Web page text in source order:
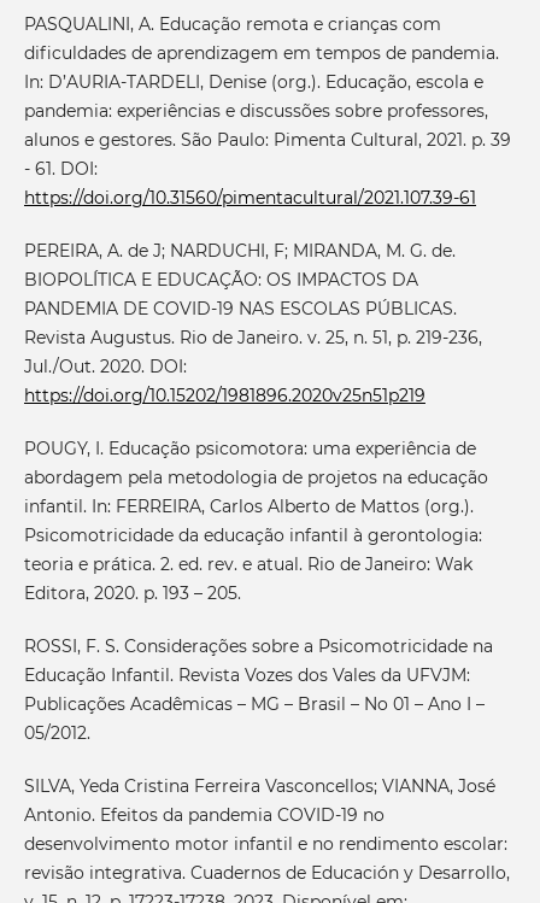
PASQUALINI, A. Educação remota e crianças com
dificuldades de aprendizagem em tempos de pandemia.
In: D’AURIA-TARDELI, Denise (org.). Educação, escola e
pandemia: experiências e discussões sobre professores,
alunos e gestores. São Paulo: Pimenta Cultural, 2021. p. 39
- 61. DOI:
https://doi.org/10.31560/pimentacultural/2021.107.39-61
PEREIRA, A. de J; NARDUCHI, F; MIRANDA, M. G. de.
BIOPOLÍTICA E EDUCAÇÃO: OS IMPACTOS DA
PANDEMIA DE COVID-19 NAS ESCOLAS PÚBLICAS.
Revista Augustus. Rio de Janeiro. v. 25, n. 51, p. 219-236,
Jul./Out. 2020. DOI:
https://doi.org/10.15202/1981896.2020v25n51p219
POUGY, I. Educação psicomotora: uma experiência de
abordagem pela metodologia de projetos na educação
infantil. In: FERREIRA, Carlos Alberto de Mattos (org.).
Psicomotricidade da educação infantil à gerontologia:
teoria e prática. 2. ed. rev. e atual. Rio de Janeiro: Wak
Editora, 2020. p. 193 – 205.
ROSSI, F. S. Considerações sobre a Psicomotricidade na
Educação Infantil. Revista Vozes dos Vales da UFVJM:
Publicações Acadêmicas – MG – Brasil – No 01 – Ano I –
05/2012.
SILVA, Yeda Cristina Ferreira Vasconcellos; VIANNA, José
Antonio. Efeitos da pandemia COVID-19 no
desenvolvimento motor infantil e no rendimento escolar:
revisão integrativa. Cuadernos de Educación y Desarrollo,